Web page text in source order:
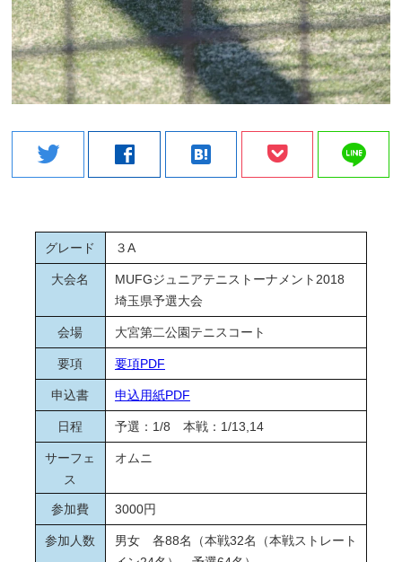
twitter facebook hatenabookmark line
グレード ３A
大会名
MUFGジュニアテニストーナメント2018
埼玉県予選大会
会場 大宮第二公園テニスコート
要項 要項PDF
申込書 申込用紙PDF
日程 予選：1/8 本戦：1/13,14
サーフェ
ス
オムニ
参加費 3000円
参加人数
男女 各88名（本戦32名（本戦ストレート